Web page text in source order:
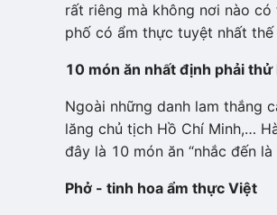
rất riêng mà không nơi nào
phố có ẩm thực tuyệt nhất
10 món ăn nhất định phải thử
Ngoài những danh lam thắng
lăng chủ tịch Hồ Chí Minh,…
đây là 10 món ăn “nhắc đến
Phở - tinh hoa ẩm thực Việt